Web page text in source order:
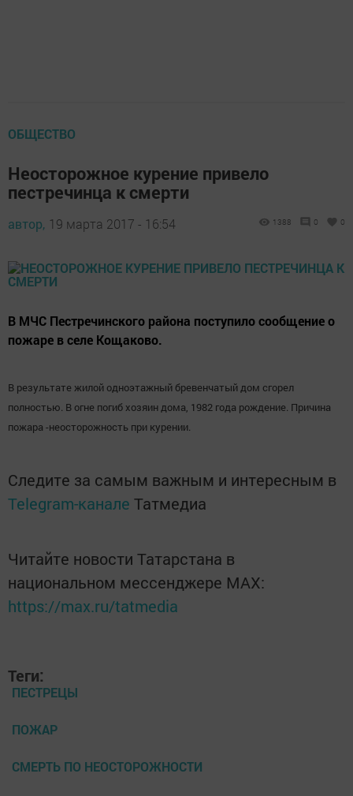
ОБЩЕСТВО
Неосторожное курение привело
пестречинца к смерти
автор, 19 марта 2017 - 16:54 1388 0 0
В МЧС Пестречинского района поступило сообщение о
пожаре в селе Кощаково.
В результате жилой одноэтажный бревенчатый дом сгорел
полностью. В огне погиб хозяин дома, 1982 года рождение. Причина
пожара -неосторожность при курении.
Следите за самым важным и интересным в
Telegram-канале Татмедиа
Читайте новости Татарстана в
национальном мессенджере MАХ:
https://max.ru/tatmedia
Теги:
ПЕСТРЕЦЫ
ПОЖАР
СМЕРТЬ ПО НЕОСТОРОЖНОСТИ